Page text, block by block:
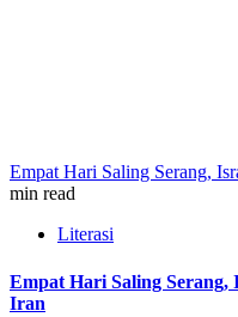
Empat Hari Saling Serang,
min read
Literasi
Empat Hari Saling Serang,
Iran